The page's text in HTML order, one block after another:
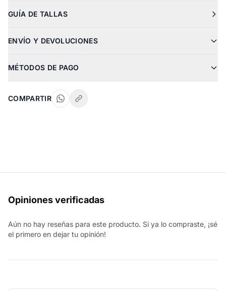
GUÍA DE TALLAS
ENVÍO Y DEVOLUCIONES
MÉTODOS DE PAGO
COMPARTIR
Opiniones verificadas
Aún no hay reseñas para este producto. Si ya lo compraste, ¡sé
el primero en dejar tu opinión!